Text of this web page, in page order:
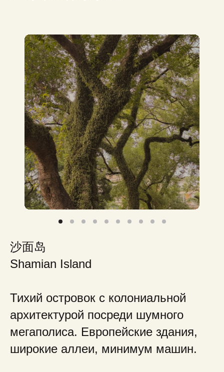
沙面岛
Shamian Island
Тихий островок с колониальной
архитектурой посреди шумного
мегаполиса. Европейские здания,
широкие аллеи, минимум машин.